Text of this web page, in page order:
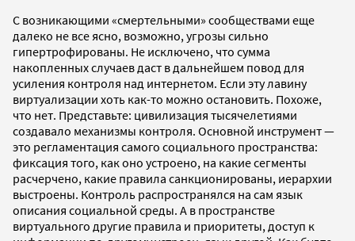
С возникающими «смертельными» сообществами еще
далеко не все ясно, возможно, угрозы сильно
гипертрофированы. Не исключено, что сумма
накопленных случаев даст в дальнейшем повод для
усиления контроля над интернетом. Если эту лавину
виртуализации хоть как-то можно остановить. Похоже,
что нет. Представьте: цивилизация тысячелетиями
создавало механизмы контроля. Основной инструмент —
это регламентация самого социального пространства:
фиксация того, как оно устроено, на какие сегменты
расчерчено, какие правила санкционированы, иерархии
выстроены. Контроль распространялся на сам язык
описания социальной среды. А в пространстве
виртуального другие правила и приоритеты, доступ к